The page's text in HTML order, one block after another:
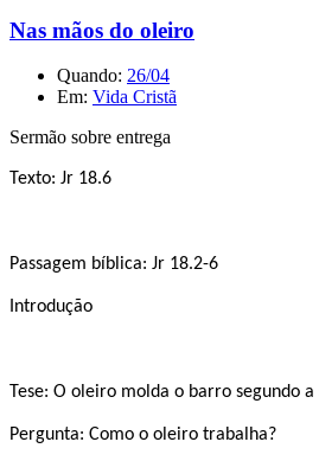
Nas mãos do oleiro
Quando: 26/04
Em: Vida Cristã
Sermão sobre entrega
Texto: Jr 18.6
Passagem bíblica: Jr 18.2-6
Introdução
Tese: O oleiro molda o barro segundo a
Pergunta: Como o oleiro trabalha?